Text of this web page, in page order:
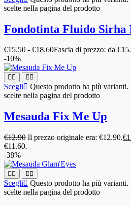
scelte nella pagina del prodotto
Fondotinta Fluido Sirha
€15.50 - €18.60Fascia di prezzo: da
-10%
Scegli
Questo prodotto ha più varianti.
scelte nella pagina del prodotto
Mesauda Fix Me Up
€12.90 Il prezzo originale era: €12.90.€
€11.60.
-38%
Scegli
Questo prodotto ha più varianti.
scelte nella pagina del prodotto